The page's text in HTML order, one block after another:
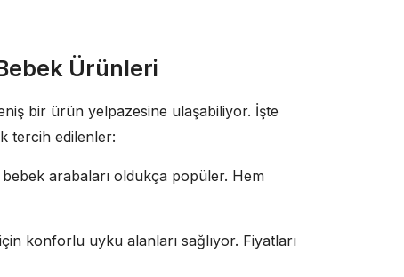
Ürünleri
bir ürün yelpazesine ulaşabiliyor. İşte
tercih edilenler:
arabaları oldukça popüler. Hem
konforlu uyku alanları sağlıyor. Fiyatları